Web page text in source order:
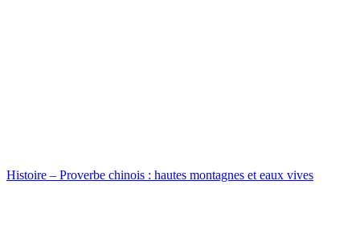
Histoire – Proverbe chinois : hautes montagnes et eaux vives